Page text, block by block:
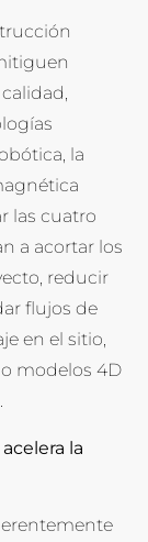
la
las cuatro
a acortar los
reducir
flujos de
en el sitio,
modelos 4D
la